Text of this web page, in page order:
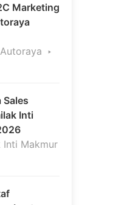
Marketing
Sales
Inti
Inti Makmur